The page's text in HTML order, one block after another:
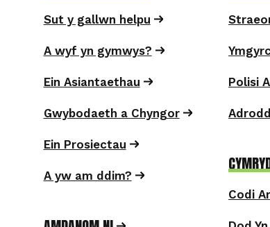
Sut y gallwn helpu
A wyf yn gymwys?
Ein Asiantaethau
Gwybodaeth a Chyngor
Ein Prosiectau
A yw am ddim?
Polisi
Codi